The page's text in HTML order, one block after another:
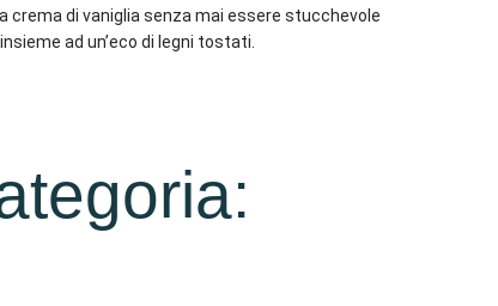
di vaniglia senza mai essere stucchevole
ad un’eco di legni tostati.